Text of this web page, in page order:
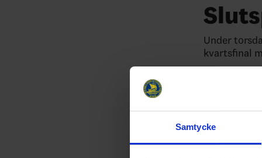
Samtycke
Under
kvartsfinal